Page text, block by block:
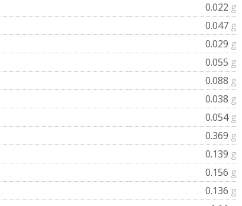
0.022 g
0.047 g
0.029 g
0.055 g
0.088 g
0.038 g
0.054 g
0.369 g
0.139 g
0.156 g
0.136 g